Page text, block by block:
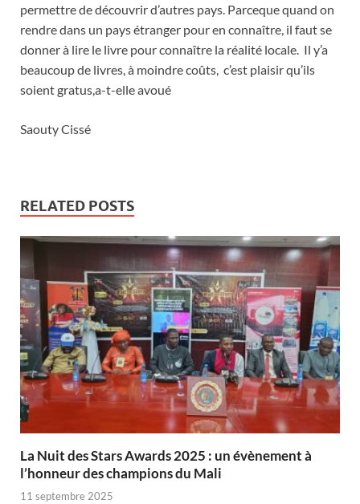
permettre de découvrir d’autres pays. Parceque quand on
rendre dans un pays étranger pour en connaître, il faut se
donner à lire le livre pour connaître la réalité locale. Il y’a
beaucoup de livres, à moindre coûts, c’est plaisir qu’ils
soient gratus,a-t-elle avoué
Saouty Cissé
RELATED POSTS
‎La Nuit des Stars Awards 2025 : un évènement à
l’honneur des champions du Mali
11 septembre 2025